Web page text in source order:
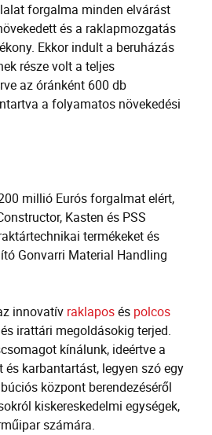
forgalma minden elvárást
és a raklapmozgatás
Ekkor indult a beruházás
része volt a teljes
az óránként 600 db
a folyamatos növekedési
millió Eurós forgalmat elért,
Kasten és PSS
termékeket és
Gonvarri Material Handling
innovatív raklaposés polcos
irattári megoldásokig terjed.
kínálunk, ideértve a
és karbantartást, legyen szó egy
központ berendezéséről
kiskereskedelmi egységek,
számára.